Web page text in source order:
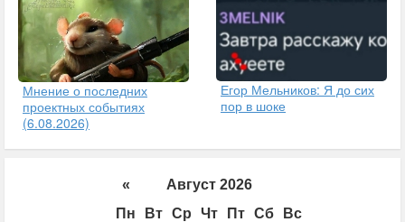
Мнение о последних
проектных событиях
(6.08.2026)
Егор Мельников: Я до сих
пор в шоке
«
Август 2026
Пн
Вт Ср Чт Пт Сб
Вс